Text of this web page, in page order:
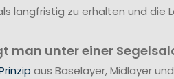
langfristig zu erhalten und die
man unter einer
aus Baselayer, Midlayer